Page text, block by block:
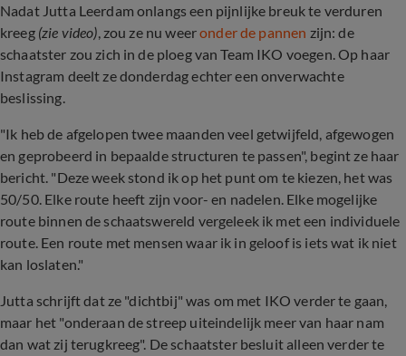
Nadat Jutta Leerdam onlangs een pijnlijke breuk te verduren
kreeg (zie video), zou ze nu weeronder de pannen zijn: de
schaatster zou zich in de ploeg van Team IKO voegen. Op haar
Instagram deelt ze donderdag echter een onverwachte
beslissing.
"Ik heb de afgelopen twee maanden veel getwijfeld, afgewogen
en geprobeerd in bepaalde structuren te passen", begint ze haar
bericht. "Deze week stond ik op het punt om te kiezen, het was
50/50. Elke route heeft zijn voor- en nadelen. Elke mogelijke
route binnen de schaatswereld vergeleek ik met een individuele
route. Een route met mensen waar ik in geloof is iets wat ik niet
kan loslaten."
Jutta schrijft dat ze "dichtbij" was om met IKO verder te gaan,
maar het "onderaan de streep uiteindelijk meer van haar nam
dan wat zij terugkreeg". De schaatster besluit alleen verder te